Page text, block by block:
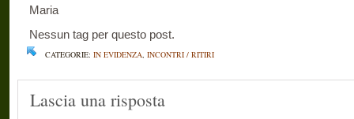
Maria
Nessun tag per questo post.
CATEGORIE: IN EVIDENZA, INCONTRI / RITIRI
Lascia una risposta